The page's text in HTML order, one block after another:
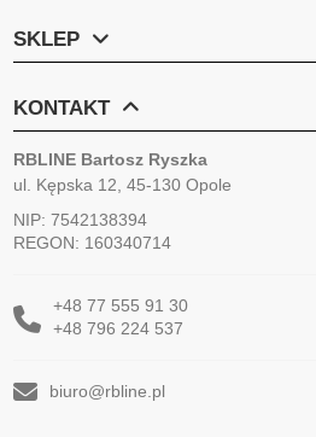
SKLEP
KONTAKT
RBLINE Bartosz Ryszka
ul. Kępska 12, 45-130 Opole
NIP: 7542138394
REGON: 160340714
+48 77 555 91 30
+48 796 224 537
biuro@rbline.pl